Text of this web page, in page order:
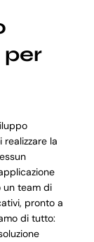
la
un team di
pronto a
di tutto: